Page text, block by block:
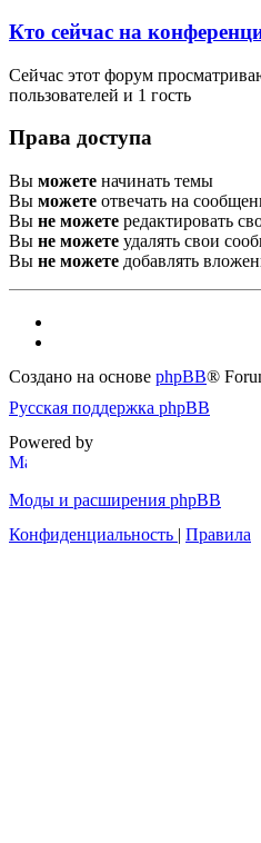
Кто сейчас на
Сейчас этот форум
пользователей и 1 гость
Права доступа
Вы можете начинать темы
Вы можете отвечать на
Вы не можете редактировать
Вы не можете удалять свои
Вы не можете добавлять
Создано на основе phpBB®
Русская поддержка phpBB
Powered by
Моды и расширения phpBB
Конфиденциальность | Правила